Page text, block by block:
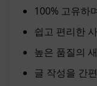
100% 고유하
쉽고 편리한
높은 품질의
글 작성을 간